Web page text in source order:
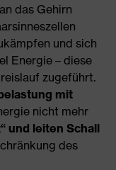
das Gehirn
und sich
Energie – diese
zugeführt.
mit
nicht mehr
und leiten Schall
des